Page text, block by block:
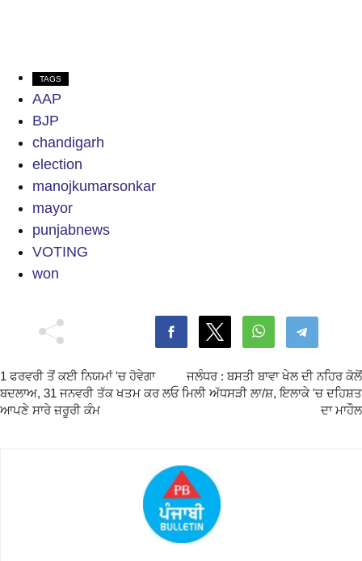
TAGS
AAP
BJP
chandigarh
election
manojkumarsonkar
mayor
punjabnews
VOTING
won
1 ਫਰਵਰੀ ਤੋਂ ਕਈ ਨਿਯਮਾਂ 'ਚ ਹੋਵੇਗਾ
ਬਦਲਾਅ, 31 ਜਨਵਰੀ ਤੱਕ ਖਤਮ ਕਰ ਲਓ
ਆਪਣੇ ਸਾਰੇ ਜ਼ਰੂਰੀ ਕੰਮ
ਜਲੰਧਰ : ਬਸਤੀ ਬਾਵਾ ਖੇਲ ਦੀ ਨਹਿਰ ਕੋਲੋਂ
ਮਿਲੀ ਅੱਧਸੜੀ ਲਾ/ਸ਼, ਇਲਾਕੇ 'ਚ ਦਹਿਸ਼ਤ
ਦਾ ਮਾਹੌਲ